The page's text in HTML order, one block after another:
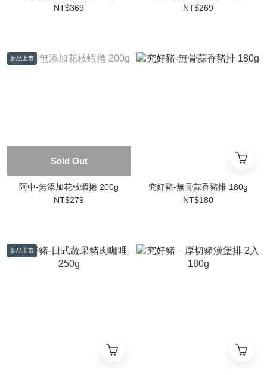
NT$369
NT$269
新品上市
Sold Out
阿中-無添加花枝蝦捲 200g
NT$279
究好豬-無骨蒜香豬排 180g
NT$180
新品上市